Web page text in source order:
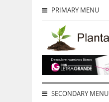
PRIMARY MENU
SECONDARY MENU